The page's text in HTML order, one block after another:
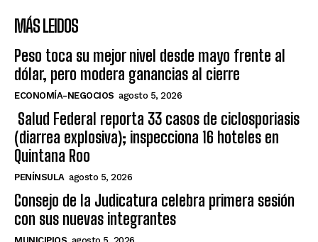
MÁS LEIDOS
Peso toca su mejor nivel desde mayo frente al
dólar, pero modera ganancias al cierre
ECONOMÍA-NEGOCIOS agosto 5, 2026
Salud Federal reporta 33 casos de ciclosporiasis
(diarrea explosiva); inspecciona 16 hoteles en
Quintana Roo
PENÍNSULA agosto 5, 2026
Consejo de la Judicatura celebra primera sesión
con sus nuevas integrantes